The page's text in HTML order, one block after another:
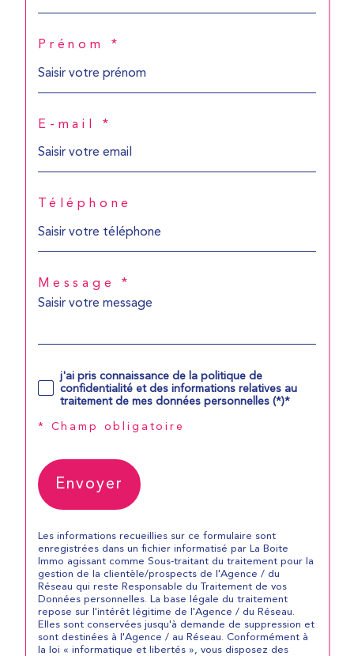
Prénom *
E-mail *
Téléphone
Message *
j'ai pris connaissance de la politique de
confidentialité et des informations relatives au
traitement de mes données personnelles (*)*
* Champ obligatoire
Envoyer
Les informations recueillies sur ce formulaire sont
enregistrées dans un fichier informatisé par La Boite
Immo agissant comme Sous-traitant du traitement pour la
gestion de la clientèle/prospects de l'Agence / du
Réseau qui reste Responsable du Traitement de vos
Données personnelles. La base légale du traitement
repose sur l'intérêt légitime de l'Agence / du Réseau.
Elles sont conservées jusqu'à demande de suppression et
sont destinées à l'Agence / au Réseau. Conformément à
la loi « informatique et libertés », vous disposez des